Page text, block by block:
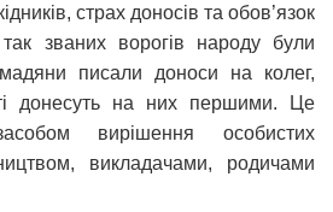
страх доносів та обов’язок
так званих ворогів народу були
писали доноси на колег,
донесуть на них першими. Це
вирішення особистих
викладачами, родичами